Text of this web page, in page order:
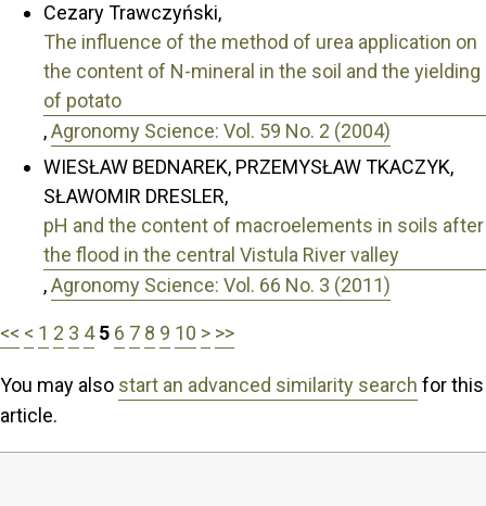
Cezary Trawczyński,
The influence of the method of urea application on
the content of N-mineral in the soil and the yielding
of potato
,Agronomy Science: Vol. 59 No. 2 (2004)
WIESŁAW BEDNAREK, PRZEMYSŁAW TKACZYK,
SŁAWOMIR DRESLER,
pH and the content of macroelements in soils after
the flood in the central Vistula River valley
,Agronomy Science: Vol. 66 No. 3 (2011)
<< < 1 2 3 4 5 6 7 8 9 10 > >>
You may also start an advanced similarity search for this
article.